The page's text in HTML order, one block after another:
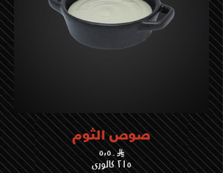
صوص الثوم
٥،٥٠
٢١٥ كالوري